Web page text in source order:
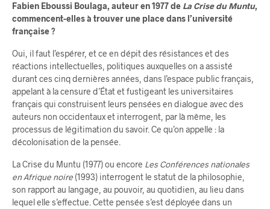
Fabien Eboussi Boulaga, auteur en 1977 de La Crise du Muntu,
commencent-elles à trouver une place dans l’université
française ?
Oui, il faut l’espérer, et ce en dépit des résistances et des
réactions intellectuelles, politiques auxquelles on a assisté
durant ces cinq dernières années, dans l’espace public français,
appelant à la censure d’État et fustigeant les universitaires
français qui construisent leurs pensées en dialogue avec des
auteurs non occidentaux et interrogent, par là même, les
processus de légitimation du savoir. Ce qu’on appelle : la
décolonisation de la pensée.
La Crise du Muntu (1977) ou encore Les Conférences nationales
en Afrique noire (1993) interrogent le statut de la philosophie,
son rapport au langage, au pouvoir, au quotidien, au lieu dans
lequel elle s’effectue. Cette pensée s’est déployée dans un